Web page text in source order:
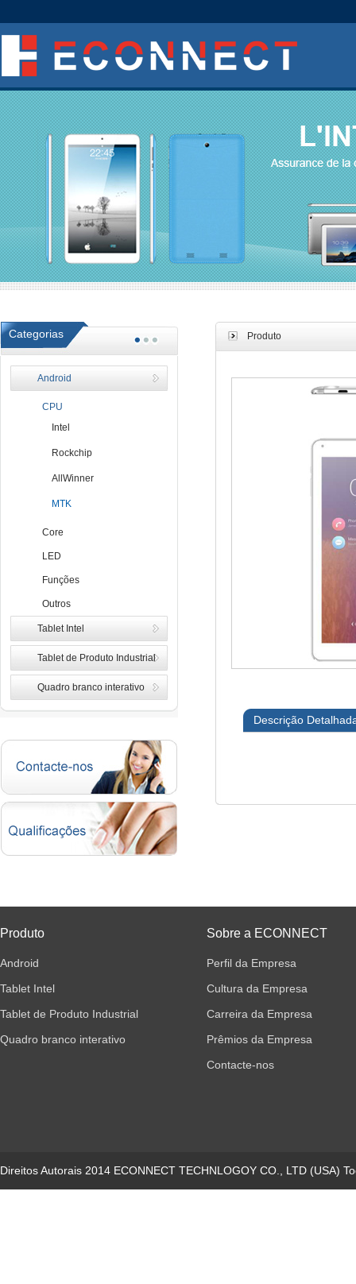
Categorias
Android
CPU
Intel
Rockchip
AllWinner
MTK
Core
LED
Funções
Outros
Tablet Intel
Tablet de Produto Industrial
Quadro branco interativo
Produto
Descrição
Produto
Android
Tablet Intel
Tablet de Produto Industrial
Quadro branco interativo
Sobre a ECONNECT
Perfil da Empresa
Cultura da Empresa
Carreira da Empresa
Prêmios da Empresa
Contacte-nos
Direitos Autorais 2014 ECONNECT TECHNLOGOY CO., LTD (USA)